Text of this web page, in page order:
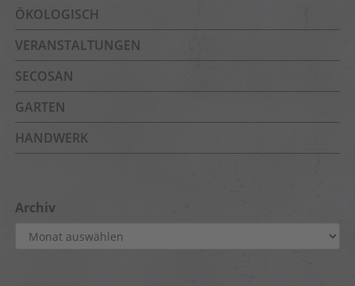
ÖKOLOGISCH
VERANSTALTUNGEN
SECOSAN
GARTEN
HANDWERK
Archiv
Archiv